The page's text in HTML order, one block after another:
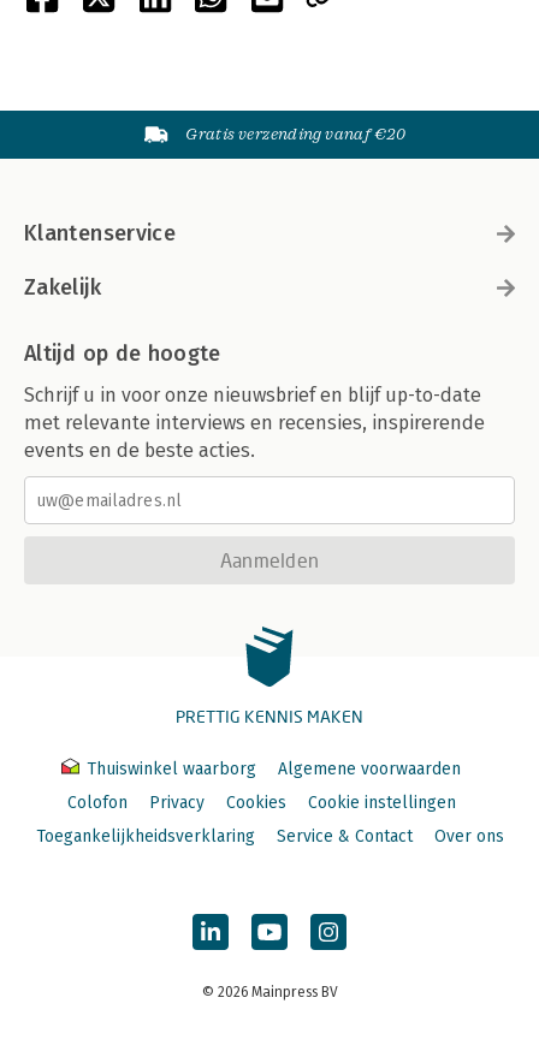
Gratis verzending vanaf €20
Klantenservice
Zakelijk
Altijd op de hoogte
Schrijf u in voor onze nieuwsbrief en blijf up-to-date
met relevante interviews en recensies, inspirerende
events en de beste acties.
Aanmelden
PRETTIG KENNIS MAKEN
Thuiswinkel waarborg
Algemene voorwaarden
Colofon
Privacy Cookies
Cookie instellingen
Toegankelijkheidsverklaring
Service & Contact Over ons
© 2026 Mainpress BV